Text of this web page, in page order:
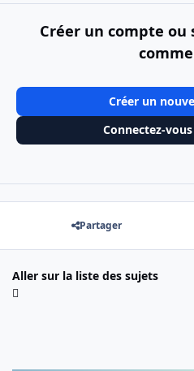
Créer un compte ou
Créer un
Connectez-
Partager
Aller sur la liste des sujets